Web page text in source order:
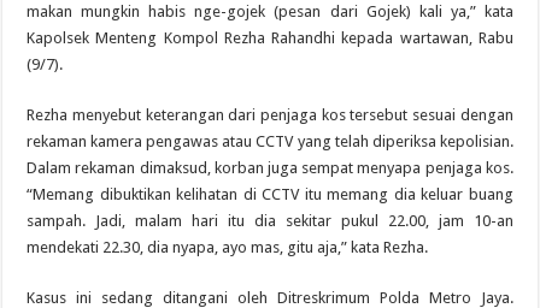
makan mungkin habis nge-gojek (pesan dari Gojek) kali ya,” kata
Kapolsek Menteng Kompol Rezha Rahandhi kepada wartawan, Rabu
(9/7).
Rezha menyebut keterangan dari penjaga kos tersebut sesuai dengan
rekaman kamera pengawas atau CCTV yang telah diperiksa kepolisian.
Dalam rekaman dimaksud, korban juga sempat menyapa penjaga kos.
“Memang dibuktikan kelihatan di CCTV itu memang dia keluar buang
sampah. Jadi, malam hari itu dia sekitar pukul 22.00, jam 10-an
mendekati 22.30, dia nyapa, ayo mas, gitu aja,” kata Rezha.
Kasus ini sedang ditangani oleh Ditreskrimum Polda Metro Jaya.